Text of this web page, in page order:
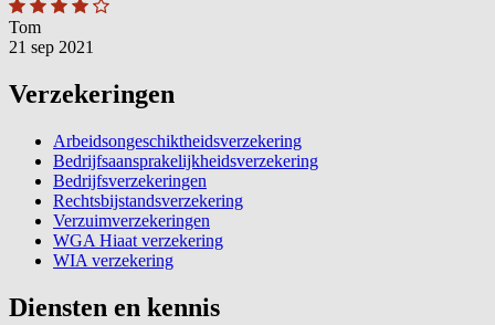
Tom
21 sep 2021
Verzekeringen
Arbeidsongeschiktheidsverzekering
Bedrijfsaansprakelijkheidsverzekering
Bedrijfsverzekeringen
Rechtsbijstandsverzekering
Verzuimverzekeringen
WGA Hiaat verzekering
WIA verzekering
Diensten en kennis